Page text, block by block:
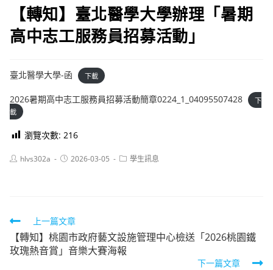
【轉知】臺北醫學大學辦理「暑期
高中志工服務員招募活動」
臺北醫學大學-函 下載
2026暑期高中志工服務員招募活動簡章0224_1_04095507428
下
載
瀏覽次數: 216
Posthlvs302a
Post2026-03-05
Post學生訊息
Read
more
articles
上一篇文章
【轉知】桃園市政府藝文設施管理中心檢送「2026桃園鐵
玫瑰熱音賞」音樂大賽海報
下一篇文章